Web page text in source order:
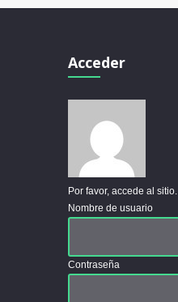
Acceder
Por favor, accede al sitio.
Nombre de usuario
Contraseña